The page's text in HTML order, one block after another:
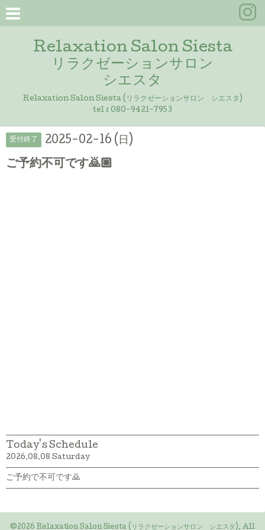
Relaxation Salon Siesta
リラクゼーションサロン
シエスタ
Relaxation Salon Siesta (リラクゼーションサロン シエスタ)
tel : 080-9421-7953
受付終了 2025-02-16 (日)
ご予約不可です🙇🏼
Today's Schedule
2026.08.08 Saturday
ご予約で不可です🙇
©2026 Relaxation Salon Siesta (リラクゼーションサロン シエスタ). All